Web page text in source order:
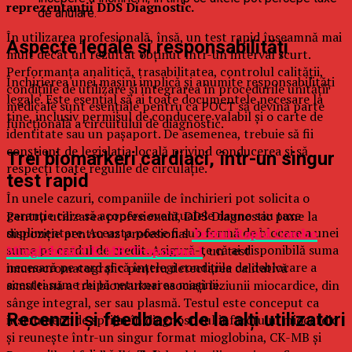
de anulare.
Aspecte legale și responsabilități
Închirierea unei mașini implică și anumite responsabilități
legale. Este esențial să ai toate documentele necesare la
tine, inclusiv permisul de conducere valabil și o carte de
identitate sau un pașaport. De asemenea, trebuie să fii
conștient de legislația locală privind conducerea și să
respecți toate regulile de circulație.
În unele cazuri, companiile de închirieri pot solicita o
garanție care să acopere eventualele daune sau taxe
suplimentare. Aceasta poate fi sub formă de blocare a unei
sume pe cardul de credit. Asigură-te că ai disponibilă suma
necesară pe card și că înțelegi condițiile de deblocare a
acestei sume după returnarea mașinii.
Recenzii și feedback de la alți utilizatori
reprezentanții DDS Diagnostic.
În utilizarea profesională, însă, un test rapid înseamnă mai
mult decât un rezultat obținut într-un interval scurt.
Performanța analitică, trasabilitatea, controlul calității,
condițiile de utilizare și integrarea în procedurile unității
medicale sunt esențiale pentru ca POCT să devină parte
funcțională a circuitului de diagnostic.
Trei biomarkeri cardiaci, într-un singur
test rapid
Pentru utilizarea profesională, DDS Diagnostic pune la
dispoziție pentru uz profesionalTestul Rapid Combo
Mioglobină/CK-MB/Troponină I, un test
imunocromatografic pentru detectarea calitativă
simultană a trei biomarkeri asociați leziunii miocardice, din
sânge integral, ser sau plasmă. Testul este conceput ca
instrument de sprijin în diagnosticul infarctului miocardic
și reunește într-un singur format mioglobina, CK-MB și